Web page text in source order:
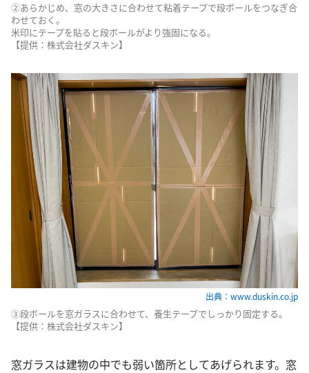
②あらかじめ、窓の大きさに合わせて粘着テープで段ボールをつなぎ合
わせておく。
米印にテープを貼ると段ボールがより強固になる。
【提供：株式会社ダスキン】
出典：www.duskin.co.jp
③段ボールを窓ガラスに合わせて、養生テープでしっかり固定する。
【提供：株式会社ダスキン】
窓ガラスは建物の中でも弱い箇所としてあげられます。窓